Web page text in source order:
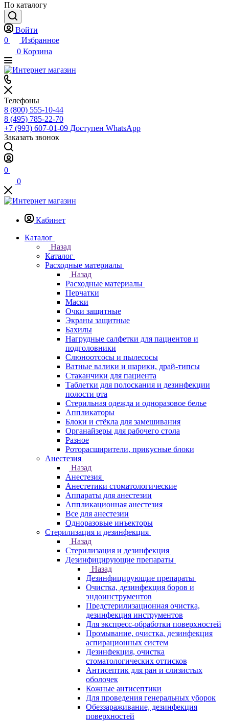
По каталогу
Войти
0
Избранное
0 Корзина
Телефоны
8 (800) 555-10-44
8 (495) 785-22-70
+7 (993) 607-01-09 Доступен WhatsApp
Заказать звонок
0
0
Кабинет
Каталог
Назад
Каталог
Расходные материалы
Назад
Расходные материалы
Перчатки
Маски
Очки защитные
Экраны защитные
Бахилы
Нагрудные салфетки для пациентов и
подголовники
Слюноотсосы и пылесосы
Ватные валики и шарики, драй-типсы
Стаканчики для пациента
Таблетки для полоскания и дезинфекции
полости рта
Стерильная одежда и одноразовое белье
Аппликаторы
Блоки и стёкла для замешивания
Органайзеры для рабочего стола
Разное
Роторасширители, прикусные блоки
Анестезия
Назад
Анестезия
Анестетики стоматологические
Аппараты для анестезии
Аппликационная анестезия
Все для анестезии
Одноразовые инъекторы
Стерилизация и дезинфекция
Назад
Стерилизация и дезинфекция
Дезинфицирующие препараты
Назад
Дезинфицирующие препараты
Очистка, дезинфекция боров и
эндоинструментов
Предстерилизационная очистка,
дезинфекция инструментов
Для экспресс-обработки поверхностей
Промывание, очистка, дезинфекция
аспирационных систем
Дезинфекция, очистка
стоматологических оттисков
Антисептик для ран и слизистых
оболочек
Кожные антисептики
Для проведения генеральных уборок
Обеззараживание, дезинфекция
поверхностей